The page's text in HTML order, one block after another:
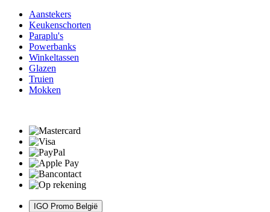
Aanstekers
Keukenschorten
Paraplu's
Powerbanks
Winkeltassen
Glazen
Truien
Mokken
IGO Promo België